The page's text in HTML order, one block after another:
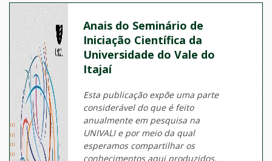
Anais do Seminário de
Iniciação Científica da
Universidade do Vale do
Itajaí
Esta publicação expõe uma parte
considerável do que é feito
anualmente em pesquisa na
UNIVALI e por meio da qual
esperamos compartilhar os
conhecimentos aqui produzidos,